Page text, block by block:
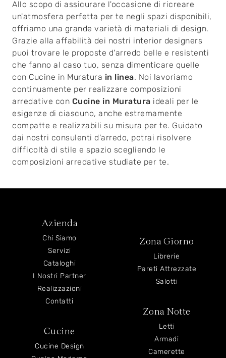
Allo scopo di assicurare l'occasione di ricreare
un'atmosfera perfetta per te negli spazi disponibili,
offriamo una grande varietà di materiali di design.
Grazie alla affabilità dei nostri interior designers
puoi trovare le proposte d'arredo belle e resistenti
che fanno al caso tuo, senza dimenticare quelle
con Cucine in Muratura in linea. Noi lavoriamo
continuamente per realizzare composizioni
arredative con Cucine in Muratura ideali per le
esigenze di ciascuno, anche estremamente
compatte e realizzabili su misura per te. Guidato
dai nostri consulenti d'arredo, potrai risolvere
difficoltà di stile e spazio scegliendo le
composizioni arredative studiate per te.
Azienda
Chi Siamo
Servizi
Cataloghi
I Nostri Partner
Realizzazioni
Contatti
Cucine
Cucine Design
Zona Giorno
Librerie
Pareti Attrezzate
Salotti
Zona Notte
Letti
Armadi
Camerette